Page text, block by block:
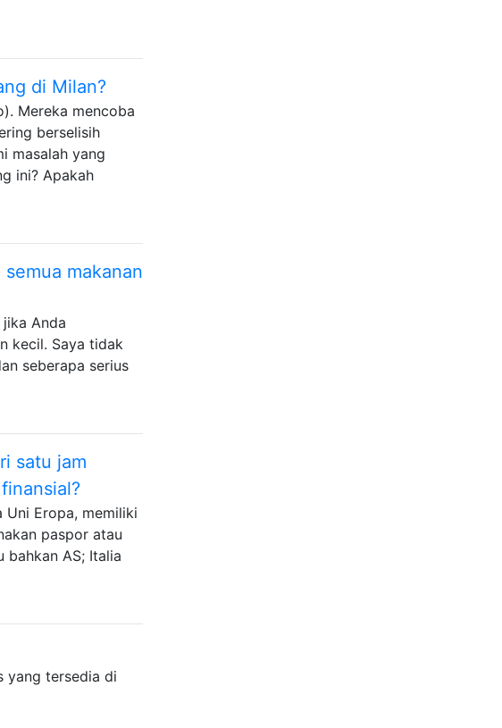
di Milan?
Mereka mencoba
berselisih
masalah yang
ini? Apakah
makanan
Anda
kecil. Saya tidak
seberapa serius
satu jam
Uni Eropa, memiliki
paspor atau
bahkan AS; Italia
yang tersedia di